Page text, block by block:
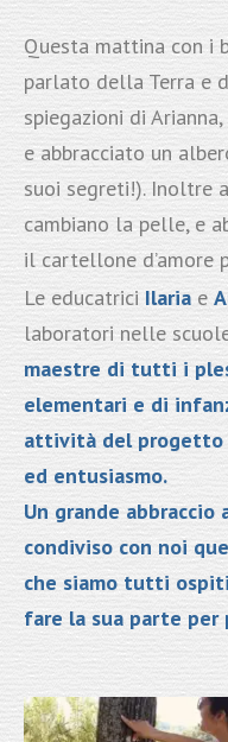
Questa mattina con i
parlato della Terra e
spiegazioni di
e abbracciato un
suoi segreti!). Inoltre
cambiano la pelle, e
il cartellone d’amore
Le educatrici Ilariae
laboratori nelle
maestre di tutti i
elementari e di
attività del progetto
ed entusiasmo.
Un grande
condiviso con noi
che siamo tutti
fare la sua parte per